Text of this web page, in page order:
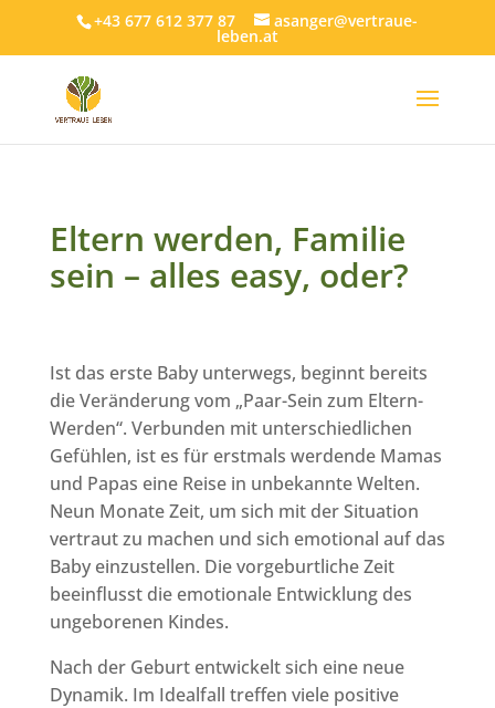
+43 677 612 377 87 asanger@vertraue-
leben.at
Eltern werden, Familie
sein – alles easy, oder?
Ist das erste Baby unterwegs, beginnt bereits
die Veränderung vom „Paar-Sein zum Eltern-
Werden“. Verbunden mit unterschiedlichen
Gefühlen, ist es für erstmals werdende Mamas
und Papas eine Reise in unbekannte Welten.
Neun Monate Zeit, um sich mit der Situation
vertraut zu machen und sich emotional auf das
Baby einzustellen. Die vorgeburtliche Zeit
beeinflusst die emotionale Entwicklung des
ungeborenen Kindes.
Nach der Geburt entwickelt sich eine neue
Dynamik. Im Idealfall treffen viele positive